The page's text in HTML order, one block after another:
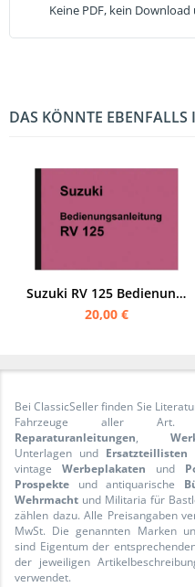
Keine PDF, kein
DAS KÖNNTE EBENFALLS
Suzuki RV 125 Bedienungsanleitung (Deutsch)
20,00 €
Bei ClassicSeller finden Sie
Fahrzeuge aller
Reparaturanleitungen,
Unterlagen und Ersatzteillisten
vintage Werbeplakaten und
Prospekte und antiquarische
Wehrmacht und Militaria für
zählen dazu. Alle Preisangaben
MwSt. Die genannten Marken
sind Eigentum der
der jeweiligen
verwendet.